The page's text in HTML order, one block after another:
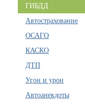
ГИБДД
Автострахование
ОСАГО
КАСКО
ДТП
Угон и урон
Автоанекдоты